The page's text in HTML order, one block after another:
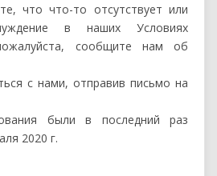
что что-то отсутствует или
в наших Условиях
сообщите нам об
с нами, отправив письмо на
были в последний раз
2020 г.